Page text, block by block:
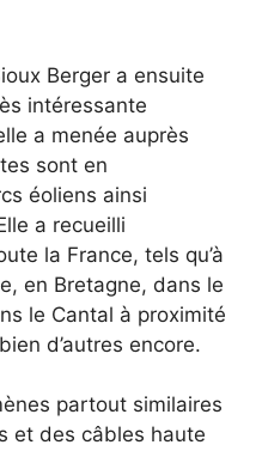
Berger a ensuite
intéressante
a menée auprès
sont en
éoliens ainsi
a recueilli
la France, tels qu’à
en Bretagne, dans le
le Cantal à proximité
d’autres encore.
partout similaires
et des câbles haute